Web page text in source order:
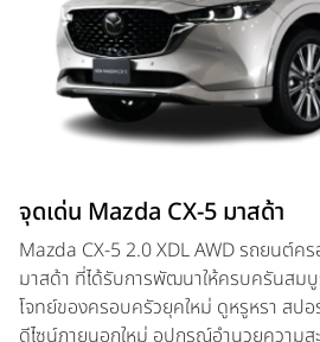
จุดเด่น Mazda CX-5 มาสด้า
Mazda CX-5 2.0 XDL AWD รถยนต์ค
มาสด้า ที่ได้รับการพัฒนาให้ครบครันส
โจทย์ของครอบครัวยุคใหม่ ดูหรูหรา สปอ
ดีไซน์ภายนอกใหม่ อุปกรณ์อำนวยความ